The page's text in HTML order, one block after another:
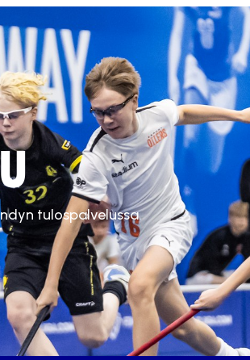
tulospalvelussa.